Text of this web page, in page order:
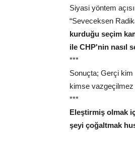
Siyasi yöntem
“Seveceksen
kurduğu seçim
ile CHP'nin nasıl
***
Sonuçta; Gerçi kim
kimse
***
Eleştirmiş olmak
şeyi çoğaltmak